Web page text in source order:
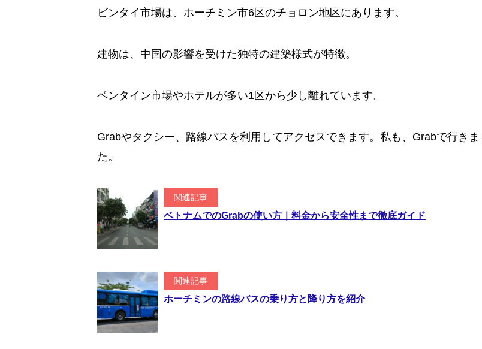
ビンタイ市場は、ホーチミン市6区のチョロン地区にあります。
建物は、中国の影響を受けた独特の建築様式が特徴。
ベンタイン市場やホテルが多い1区から少し離れています。
Grabやタクシー、路線バスを利用してアクセスできます。私も、Grabで行きま
た。
関連記事
ベトナムでのGrabの使い方｜料金から安全性まで徹底ガイド
関連記事
ホーチミンの路線バスの乗り方と降り方を紹介